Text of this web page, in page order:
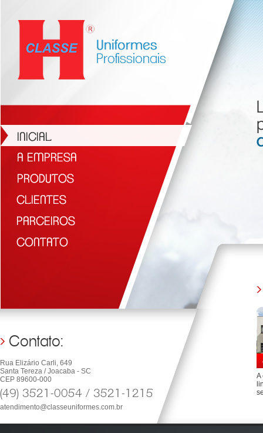
Contato:
Rua Elizário Carli, 649
Santa Tereza / Joacaba - SC
CEP 89600-000
(49) 3521-0054 / 3521-1215
atendimento@classeuniformes.com.br
A